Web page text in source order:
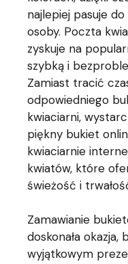
najlepiej pasuje
osoby. Poczta
zyskuje na
szybką i
Zamiast tracić
odpowiedniego
kwiaciarni,
piękny bukiet
kwiaciarnie
kwiatów, które
świeżość i
Zamawianie
doskonała
wyjątkowym